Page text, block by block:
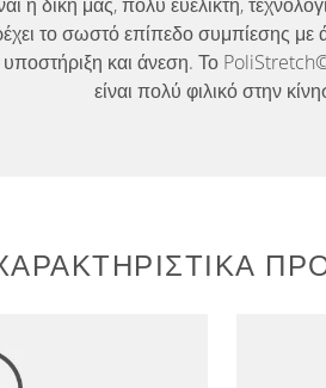
το σωστό επίπεδο συμπίεσης με
και άνεση. Το
είναι πολύ φιλικό στην